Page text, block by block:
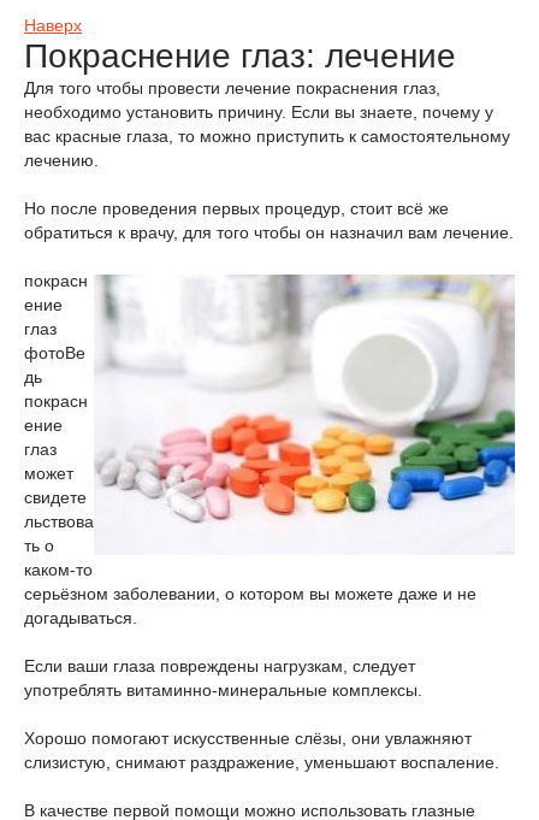
Наверх
Покраснение глаз: лечение
Для того чтобы провести лечение покраснения глаз,
необходимо установить причину. Если вы знаете, почему у
вас красные глаза, то можно приступить к самостоятельному
лечению.
Но после проведения первых процедур, стоит всё же
обратиться к врачу, для того чтобы он назначил вам лечение.
покрасн
ение
глаз
фотоВе
дь
покрасн
ение
глаз
может
свидете
льствова
ть о
каком-то
серьёзном заболевании, о котором вы можете даже и не
догадываться.
Если ваши глаза повреждены нагрузкам, следует
употреблять витаминно-минеральные комплексы.
Хорошо помогают искусственные слёзы, они увлажняют
слизистую, снимают раздражение, уменьшают воспаление.
В качестве первой помощи можно использовать глазные